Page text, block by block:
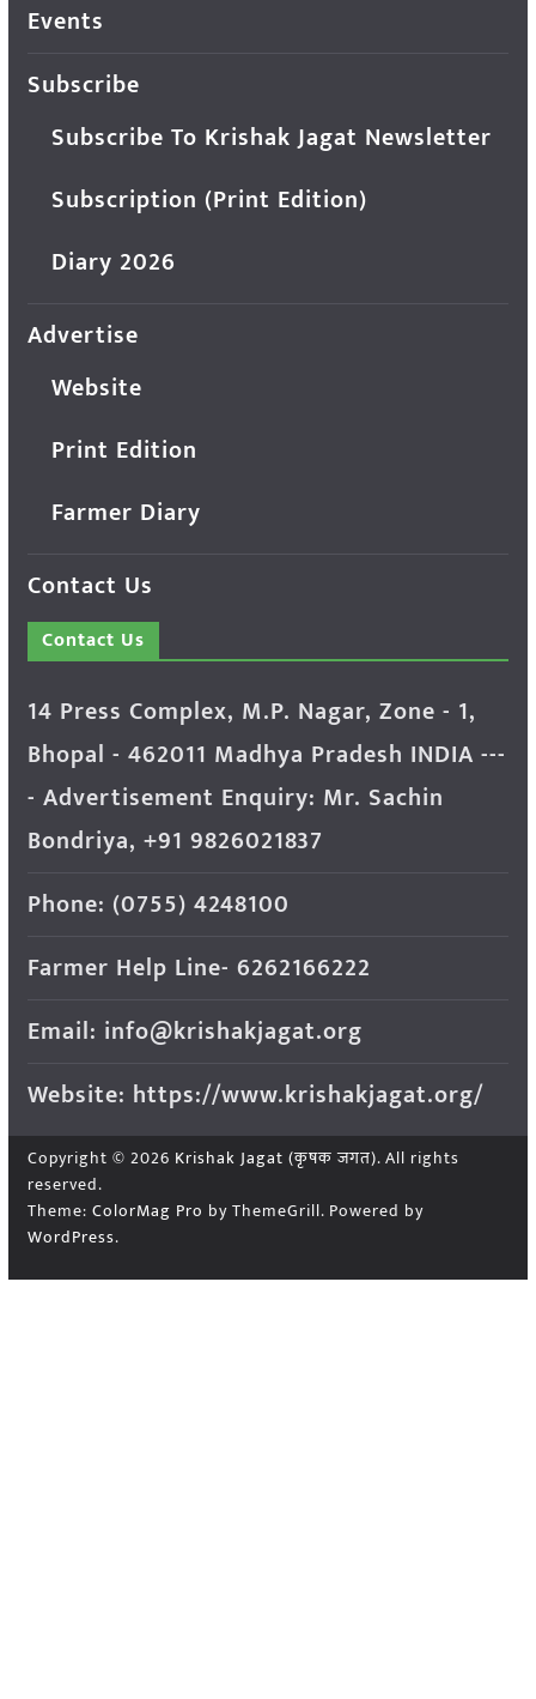
Events
Subscribe
Subscribe To Krishak Jagat Newsletter
Subscription (Print Edition)
Diary 2026
Advertise
Website
Print Edition
Farmer Diary
Contact Us
Contact Us
14 Press Complex, M.P. Nagar, Zone - 1,
Bhopal - 462011 Madhya Pradesh INDIA ---
- Advertisement Enquiry: Mr. Sachin
Bondriya, +91 9826021837
Phone: (0755) 4248100
Farmer Help Line- 6262166222
Email: info@krishakjagat.org
Website: https://www.krishakjagat.org/
Copyright © 2026 Krishak Jagat (कृषक जगत). All rights
reserved.
Theme: ColorMag Pro by ThemeGrill. Powered by
WordPress.